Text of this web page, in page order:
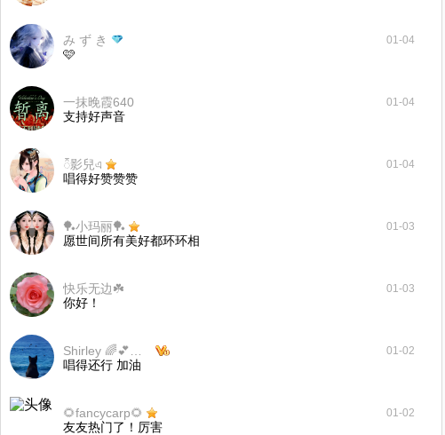
み ず き 01-04
🩷
一抹晚霞640 01-04
支持好声音
᭱影兒এ 01-04
唱得好赞赞赞
🏓小玛丽🏓 01-03
愿世间所有美好都环环相
快乐无边☘️ 01-03
你好！
01-02
唱得还行 加油
🌻fancycarp🌻 01-02
友友热门了！厉害